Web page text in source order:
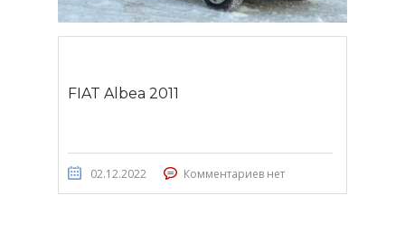
FIAT Albea 2011
02.12.2022 Комментариев нет